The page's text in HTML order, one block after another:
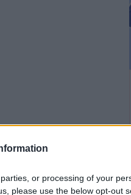
or processing of your
please use the below opt-out